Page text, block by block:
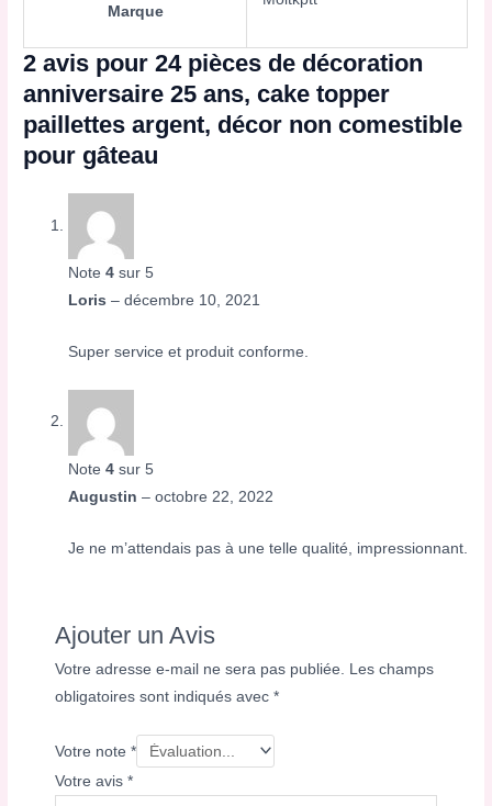
Marque
2 avis pour24 pièces de décoration
anniversaire 25 ans, cake topper
paillettes argent, décor non comestible
pour gâteau
Note4 sur 5
Loris– décembre 10, 2021
Super service et produit conforme.
Note4 sur 5
Augustin– octobre 22, 2022
Je ne m’attendais pas à une telle qualité, impressionnant.
Ajouter un Avis
Votre adresse e-mail ne sera pas publiée.
Les champs
obligatoires sont indiqués avec*
Votre note*
Votre avis*